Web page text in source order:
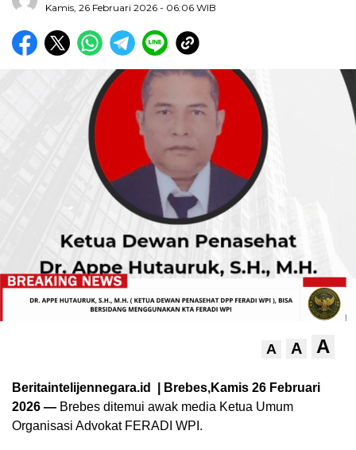
Kamis, 26 Februari 2026 - 06:06 WIB
A A A
Beritaintelijennegara.id | Brebes,Kamis 26 Februari
2026 — Brebes ditemui awak media Ketua Umum
Organisasi Advokat FERADI WPI.